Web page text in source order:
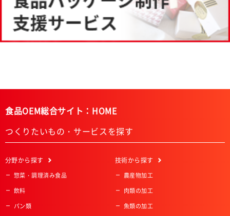
食品OEM総合サイト：HOME
つくりたいもの・サービスを探す
分野から探す
惣菜・調理済み食品
飲料
パン類
技術から探す
農産物加工
肉類の加工
魚類の加工